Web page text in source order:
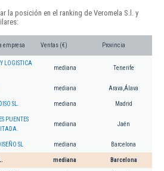
la posición en el ranking de Veromela S.l. y
empresa Ventas (€) Provincia
LOGISTICA
mediana Tenerife
mediana Arava,Álava
SL. mediana Madrid
PUENTES
mediana Jaén
SL mediana Barcelona
mediana Barcelona